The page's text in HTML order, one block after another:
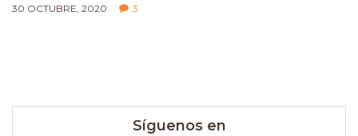
30 OCTUBRE, 2020 3
Síguenos en